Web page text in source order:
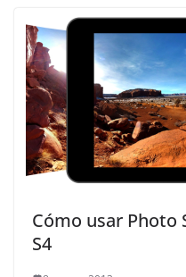
Cómo usar Photo
S4